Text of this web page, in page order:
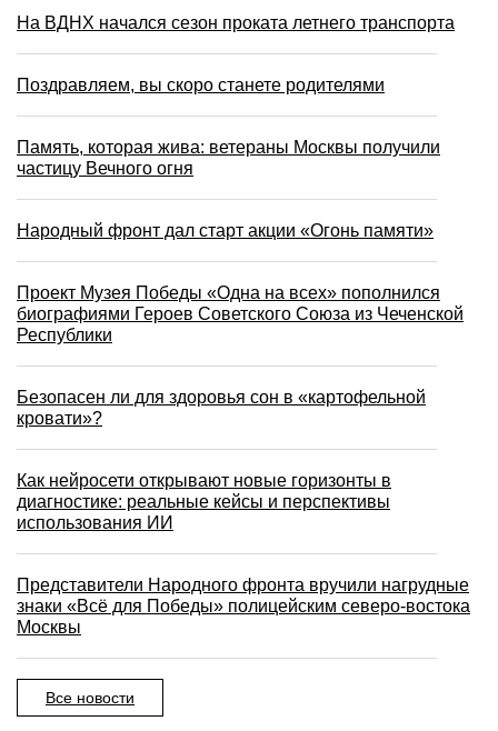
На ВДНХ начался сезон проката летнего транспорта
Поздравляем, вы скоро станете родителями
Память, которая жива: ветераны Москвы получили
частицу Вечного огня
Народный фронт дал старт акции «Огонь памяти»
Проект Музея Победы «Одна на всех» пополнился
биографиями Героев Советского Союза из Чеченской
Республики
Безопасен ли для здоровья сон в «картофельной
кровати»?
Как нейросети открывают новые горизонты в
диагностике: реальные кейсы и перспективы
использования ИИ
Представители Народного фронта вручили нагрудные
знаки «Всё для Победы» полицейским северо-востока
Москвы
Все новости